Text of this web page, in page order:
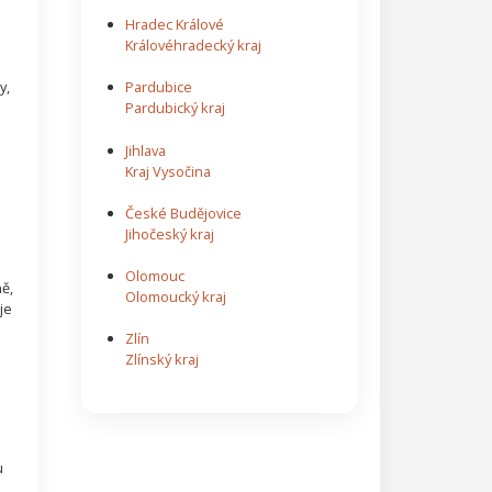
Hradec Králové
Královéhradecký kraj
Pardubice
Pardubický kraj
Jihlava
Kraj Vysočina
České Budějovice
Jihočeský kraj
Olomouc
Olomoucký kraj
Zlín
Zlínský kraj